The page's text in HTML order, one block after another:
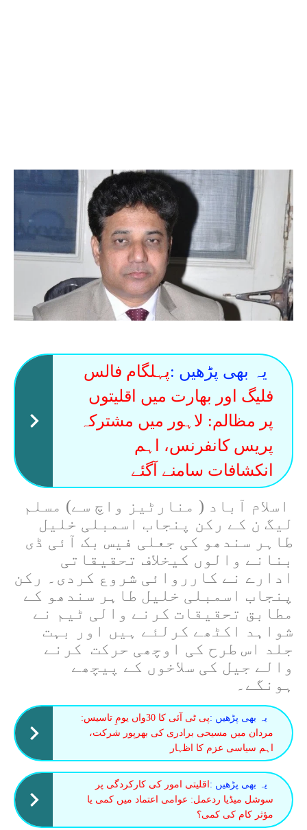
یہ بھی پڑھیں :پہلگام فالس
فلیگ اور بھارت میں اقلیتوں
پر مظالم: لاہور میں مشترکہ
پریس کانفرنس، اہم
انکشافات سامنے آگئے
اسلام آباد ( منارٹیز واچ سے) مسلم
لیگ ن کے رکن پنجاب اسمبلی خلیل
طاہر سندھو کی جعلی فیس بک آئی ڈی
بنانے والوں کیخلاف تحقیقاتی
ادارے نے کارروائی شروع کردی۔ رکن
پنجاب اسمبلی خلیل طاہر سندھو کے
مطابق تحقیقات کرنے والی ٹیم نے
شواہد اکٹھے کرلئے ہیں اور بہت
جلد اس طرح کی اوچھی حرکت کرنے
والے جیل کی سلاخوں کے پیچھے
ہونگے۔
یہ بھی پڑھیں :
پی ٹی آئی کا 30واں یومِ تاسیس:
مردان میں مسیحی برادری کی بھرپور شرکت،
اہم سیاسی عزم کا اظہار
یہ بھی پڑھیں : اقلیتی امور کی کارکردگی پر
سوشل میڈیا ردعمل: عوامی اعتماد میں کمی یا
مؤثر کام کی کمی؟